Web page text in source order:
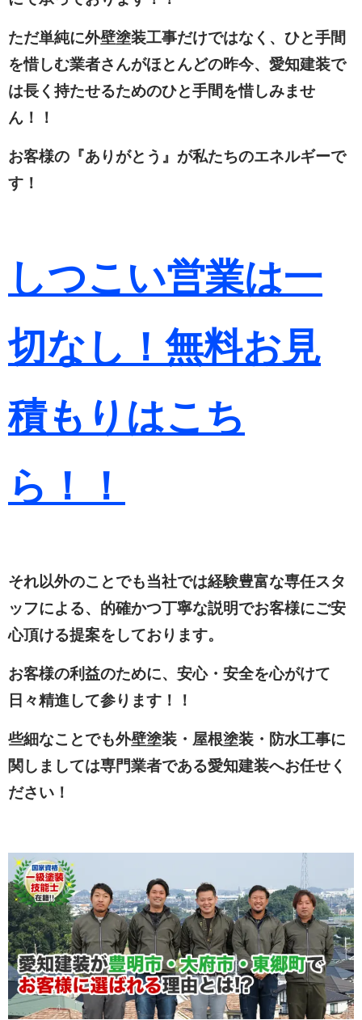
ただ単純に外壁塗装工事だけではなく、ひと手間
を惜しむ業者さんがほとんどの昨今、愛知建装で
は長く持たせるためのひと手間を惜しみませ
ん！！
お客様の『ありがとう』が私たちのエネルギーで
す！
しつこい営業は一
切なし！無料お見
積もりはこち
ら！！
それ以外のことでも当社では経験豊富な専任スタ
ッフによる、的確かつ丁寧な説明でお客様にご安
心頂ける提案をしております。
お客様の利益のために、安心・安全を心がけて
日々精進して参ります！！
些細なことでも外壁塗装・屋根塗装・防水工事に
関しましては専門業者である愛知建装へお任せく
ださい！